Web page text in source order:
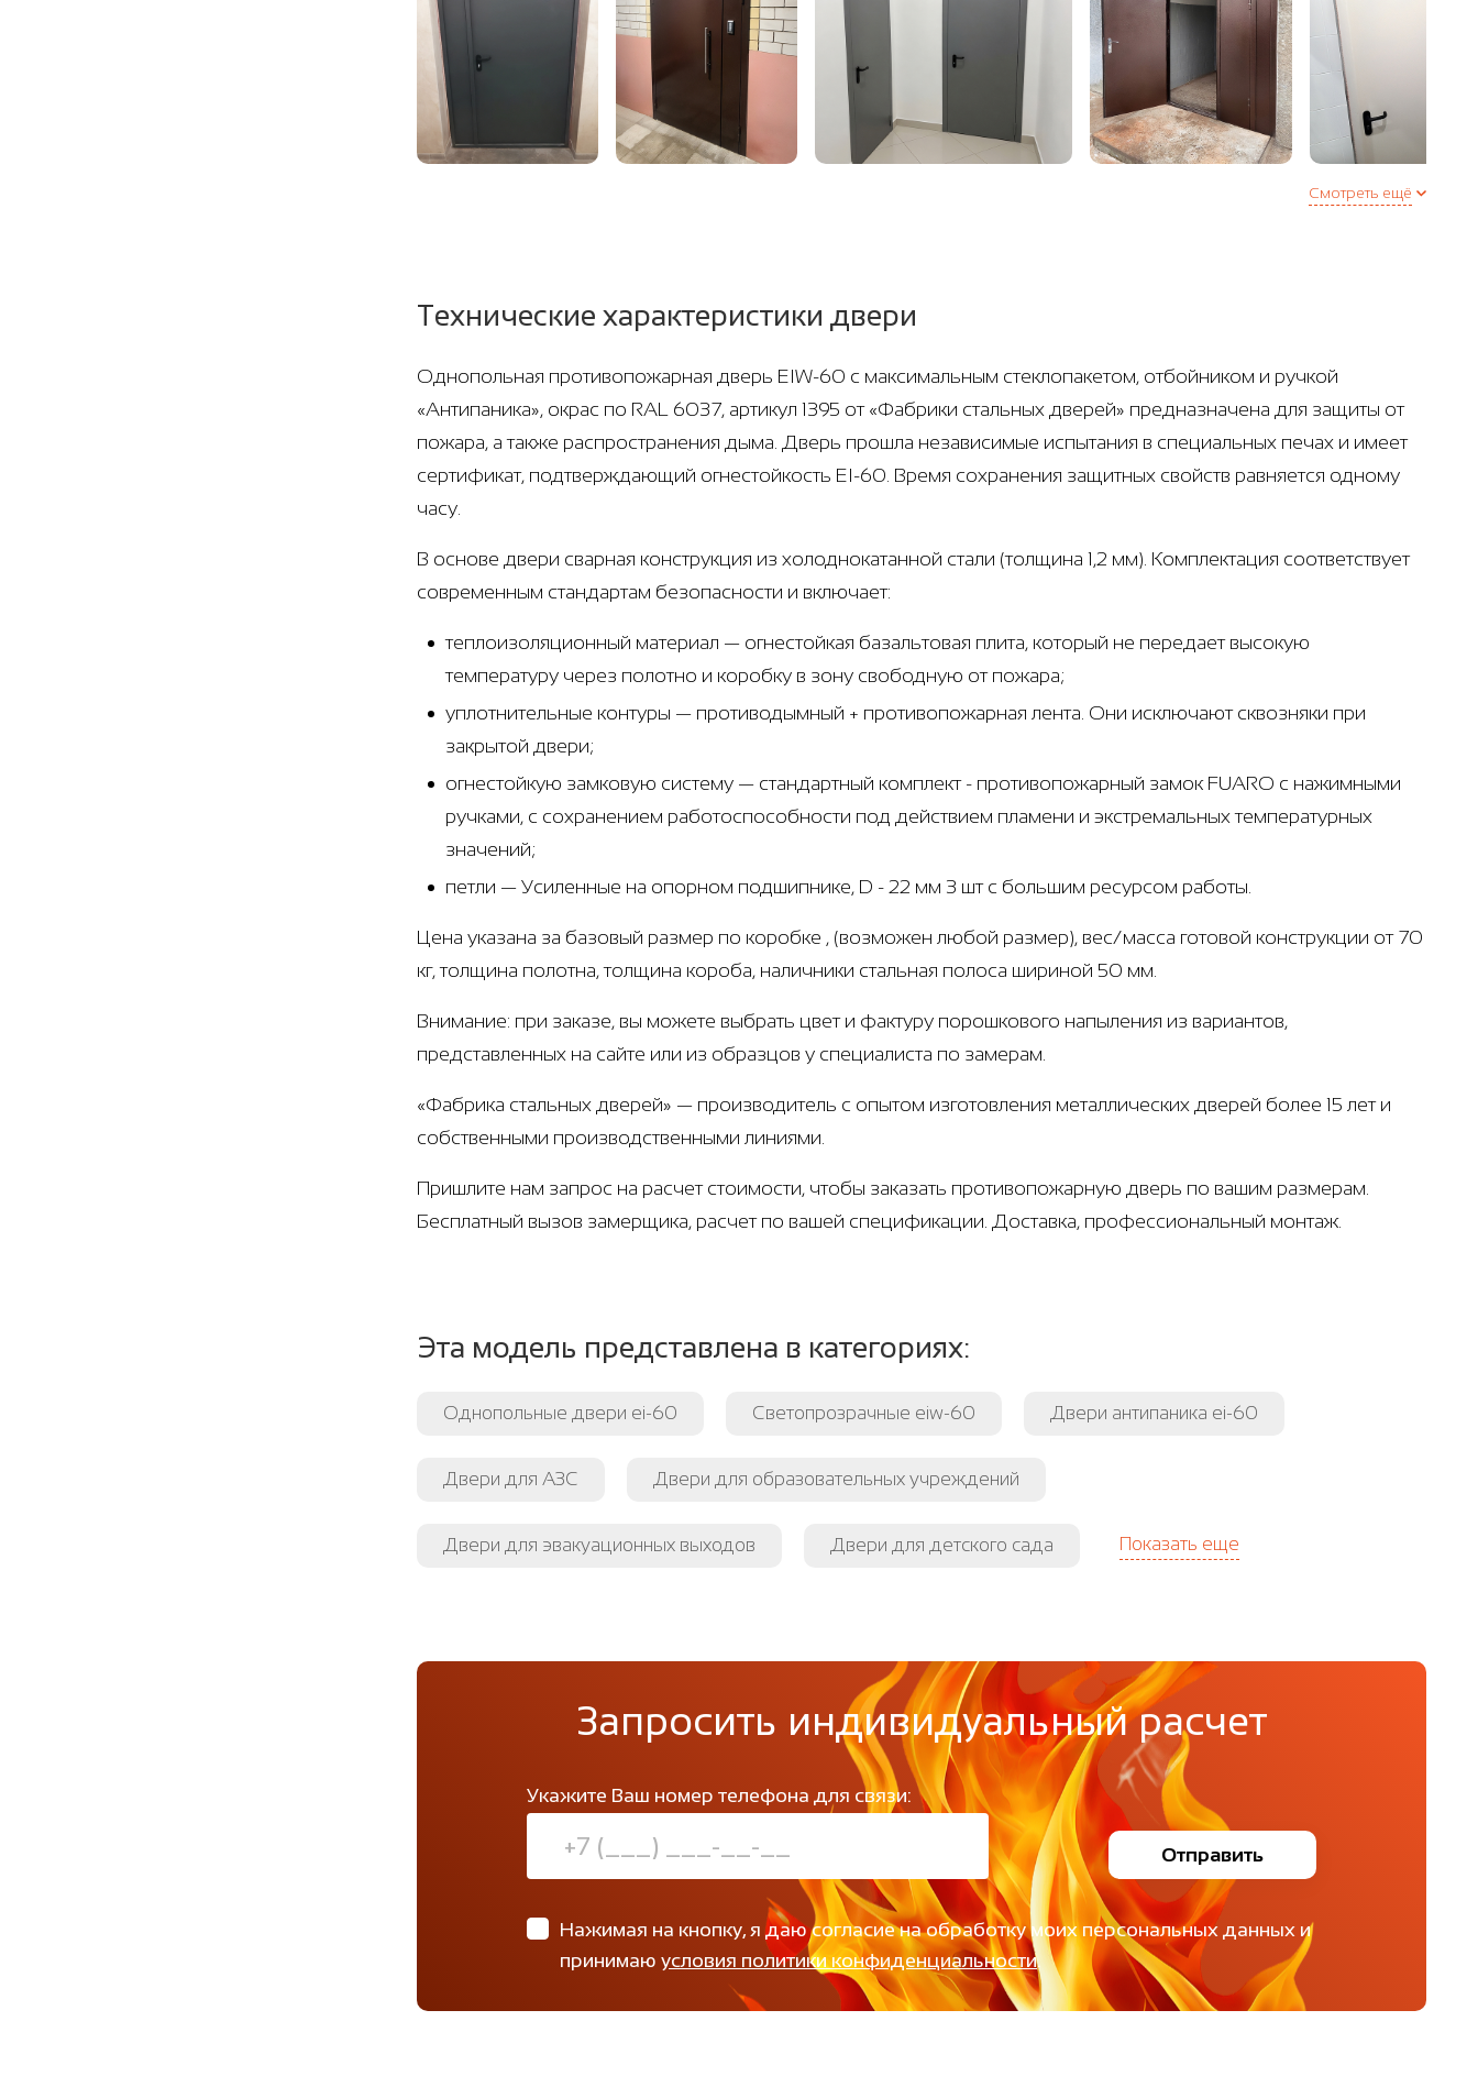
Смотреть ещё
Технические характеристики двери
Однопольная противопожарная дверь EIW-60 с максимальным стеклопакетом, отбойником и ручкой
«Антипаника», окрас по RAL 6037, артикул 1395 от «Фабрики стальных дверей» предназначена для защиты от
пожара, а также распространения дыма. Дверь прошла независимые испытания в специальных печах и имеет
сертификат, подтверждающий огнестойкость EI-60. Время сохранения защитных свойств равняется одному
часу.
В основе двери сварная конструкция из холоднокатанной стали (толщина 1,2 мм). Комплектация соответствует
современным стандартам безопасности и включает:
теплоизоляционный материал — огнестойкая базальтовая плита, который не передает высокую
температуру через полотно и коробку в зону свободную от пожара;
уплотнительные контуры — противодымный + противопожарная лента. Они исключают сквозняки при
закрытой двери;
огнестойкую замковую систему — стандартный комплект - противопожарный замок FUARO с нажимными
ручками, с сохранением работоспособности под действием пламени и экстремальных температурных
значений;
петли — Усиленные на опорном подшипнике, D - 22 мм 3 шт с большим ресурсом работы.
Цена указана за базовый размер по коробке , (возможен любой размер), вес/масса готовой конструкции от 70
кг, толщина полотна, толщина короба, наличники стальная полоса шириной 50 мм.
Внимание: при заказе, вы можете выбрать цвет и фактуру порошкового напыления из вариантов,
представленных на сайте или из образцов у специалиста по замерам.
«Фабрика стальных дверей» — производитель с опытом изготовления металлических дверей более 15 лет и
собственными производственными линиями.
Пришлите нам запрос на расчет стоимости, чтобы заказать противопожарную дверь по вашим размерам.
Бесплатный вызов замерщика, расчет по вашей спецификации. Доставка, профессиональный монтаж.
Эта модель представлена в категориях:
Однопольные двери ei-60 Светопрозрачные eiw-60 Двери антипаника ei-60
Двери для АЗС Двери для образовательных учреждений
Двери для эвакуационных выходов Двери для детского сада Показать еще
Запросить индивидуальный расчет
Укажите Ваш номер телефона для связи:
Отправить
Нажимая на кнопку, я даю согласие на обработку моих персональных данных и
принимаю условия политики конфиденциальности.